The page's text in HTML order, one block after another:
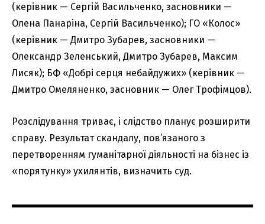
(керівник — Сергій Васильченко, засновники —
Олена Панаріна, Сергій Васильченко); ГО «Колос»
(керівник — Дмитро Зубарев, засновники —
Олександр Зеленський, Дмитро Зубарев, Максим
Лисяк); БФ «Добрі серця небайдужих» (керівник —
Дмитро Омеляненко, засновник — Олег Трофімцов).
Розслідування триває, і слідство планує розширити
справу. Результат скандалу, пов’язаного з
перетворенням гуманітарної діяльності на бізнес із
«порятунку» ухилянтів, визначить суд.